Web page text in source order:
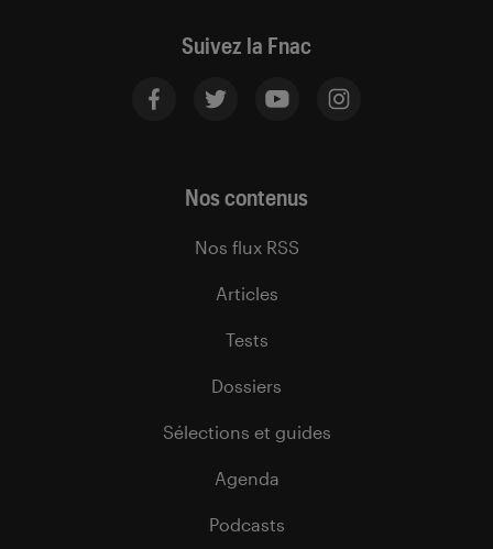
Suivez la Fnac
Nos contenus
Nos flux RSS
Articles
Tests
Dossiers
Sélections et guides
Agenda
Podcasts